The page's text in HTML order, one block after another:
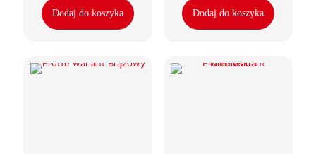
Dodaj do koszyka Dodaj do koszyka